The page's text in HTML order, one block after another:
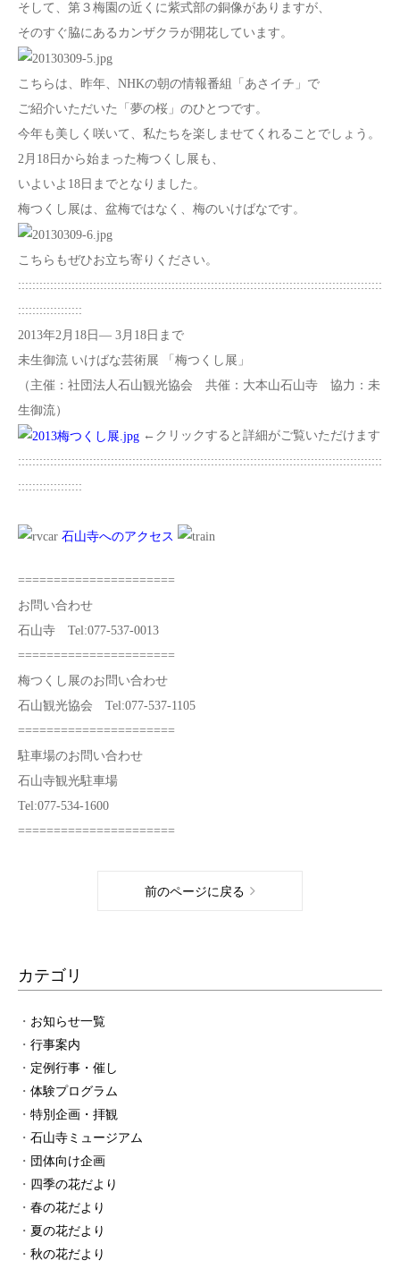
そして、第３梅園の近くに紫式部の銅像がありますが、
そのすぐ脇にあるカンザクラが開花しています。
こちらは、昨年、NHKの朝の情報番組「あさイチ」で
ご紹介いただいた「夢の桜」のひとつです。
今年も美しく咲いて、私たちを楽しませてくれることでしょう。
2月18日から始まった梅つくし展も、
いよいよ18日までとなりました。
梅つくし展は、盆梅ではなく、梅のいけばなです。
こちらもぜひお立ち寄りください。
::::::::::::::::::::::::::::::::::::::::::::::::::::::::::::::::::::::::::::::::::::::::::::::::::::::
::::::::::::::::::
2013年2月18日― 3月18日まで
未生御流 いけばな芸術展 「梅つくし展」
（主催：社団法人石山観光協会 共催：大本山石山寺 協力：未
生御流）
←クリックすると詳細がご覧いただけます
::::::::::::::::::::::::::::::::::::::::::::::::::::::::::::::::::::::::::::::::::::::::::::::::::::::
::::::::::::::::::
石山寺へのアクセス
======================
お問い合わせ
石山寺 Tel:077-537-0013
======================
梅つくし展のお問い合わせ
石山観光協会 Tel:077-537-1105
======================
駐車場のお問い合わせ
石山寺観光駐車場
Tel:077-534-1600
======================
前のページに戻る
カテゴリ
お知らせ一覧
行事案内
定例行事・催し
体験プログラム
特別企画・拝観
石山寺ミュージアム
団体向け企画
四季の花だより
春の花だより
夏の花だより
秋の花だより